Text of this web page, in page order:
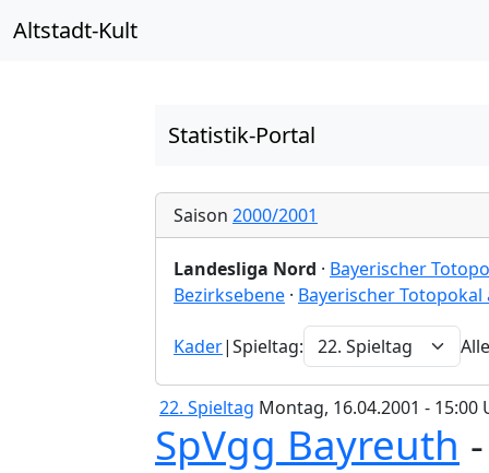
Altstadt-Kult
Statistik-Portal
Saison 2000/2001
Landesliga Nord · Bayerischer
Bezirksebene · Bayerischer
Kader|Spieltag:
22. Spieltag Montag, 16.04.2001 - 15:00
SpVgg Bayreuth